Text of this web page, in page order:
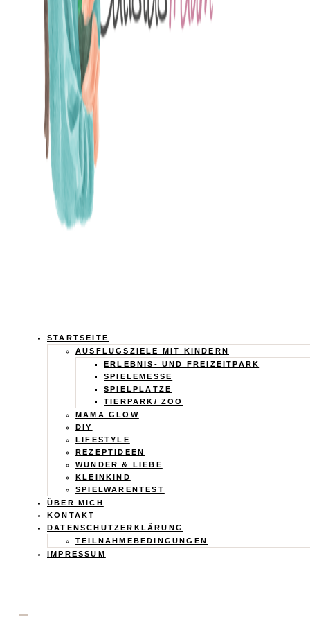
Calistas
Traum
STARTSEITE
AUSFLUGSZIELE MIT KINDERN
ERLEBNIS- UND FREIZEITPARK
SPIELEMESSE
SPIELPLÄTZE
TIERPARK/ ZOO
MAMA GLOW
DIY
LIFESTYLE
REZEPTIDEEN
WUNDER & LIEBE
KLEINKIND
SPIELWARENTEST
ÜBER MICH
KONTAKT
DATENSCHUTZERKLÄRUNG
TEILNAHMEBEDINGUNGEN
IMPRESSUM